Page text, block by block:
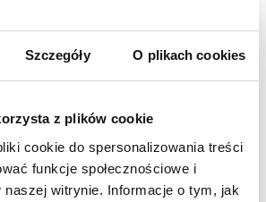
Szczegóły O plikach cookies
z plików cookie
cookie do spersonalizowania treści
funkcje społecznościowe i
naszej witrynie. Informacje o tym, jak